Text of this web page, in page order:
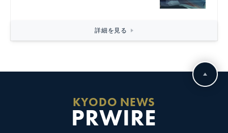
詳細を見る
KYODO NEWS
PRWIRE